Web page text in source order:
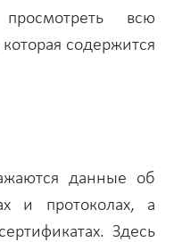
всю
содержится
данные об
и протоколах, а
Здесь